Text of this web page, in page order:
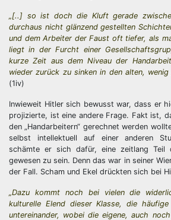
„[..] so ist doch die Kluft gerade
durchaus nicht glänzend gestellten
und dem Arbeiter der Faust oft tiefer, als
liegt in der Furcht einer
kurze Zeit aus dem Niveau der
wieder zurück zu sinken in den alten,
(1iv)
Inwieweit Hitler sich bewusst war, dass er
projizierte, ist eine andere Frage. Fakt ist,
den „Handarbeitern“ gerechnet werden
selbst intellektuell auf einer anderen
schämte er sich dafür, eine zeitlang Teil
gewesen zu sein. Denn das war in seiner
der Fall. Scham und Ekel drückten sich bei
„Dazu kommt noch bei vielen die
kulturelle Elend dieser Klasse, die
untereinander, wobei die eigene, auch